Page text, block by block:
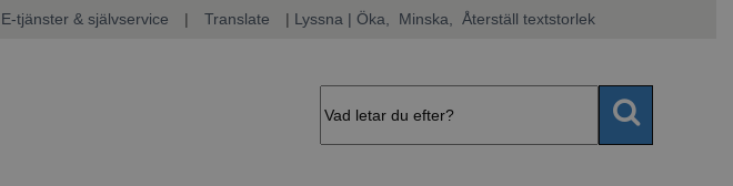
E-tjänster & självservice | Translate | Lyssna | Öka, Minska, Återställ textstorlek